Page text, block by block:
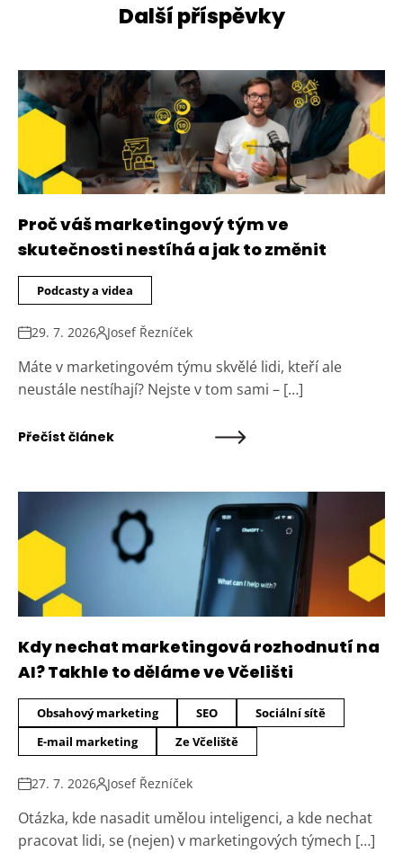
Další příspěvky
Proč váš marketingový tým ve
skutečnosti nestíhá a jak to změnit
Podcasty a videa
29. 7. 2026 Josef Řezníček
Máte v marketingovém týmu skvělé lidi, kteří ale
neustále nestíhají? Nejste v tom sami – […]
Přečíst článek
Kdy nechat marketingová rozhodnutí na
AI? Takhle to děláme ve Včelišti
Obsahový marketing SEO
Sociální sítě
E-mail marketing
Ze Včeliště
27. 7. 2026 Josef Řezníček
Otázka, kde nasadit umělou inteligenci, a kde nechat
pracovat lidi, se (nejen) v marketingových týmech […]